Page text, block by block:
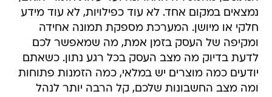
נמצאים במקום אחד. לא עוד כפילויות, לא עוד מידע
חלקי או מיושן. המערכת מספקת תמונה אחידה
ומקיפה של העסק בזמן אמת, מה שמאפשר לכם
לדעת בדיוק מה מצב העסק בכל רגע נתון. כשאתם
יודעים כמה מוצרים יש במלאי, כמה הזמנות פתוחות
ומה מצב החשבונות שלכם, קל הרבה יותר לנהל